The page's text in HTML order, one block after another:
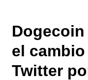
el
Twitter